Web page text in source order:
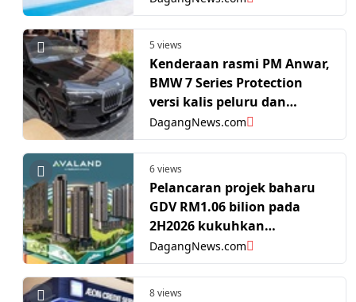
5 views
Kenderaan rasmi PM Anwar,
BMW 7 Series Protection
versi kalis peluru dan
letupan tarik perhatian
ramai
DagangNews.com
6 views
Pelancaran projek baharu
GDV RM1.06 bilion pada
2H2026 kukuhkan
pertumbuhan Avaland -
PublicInvest ​​​​​​​
DagangNews.com
8 views